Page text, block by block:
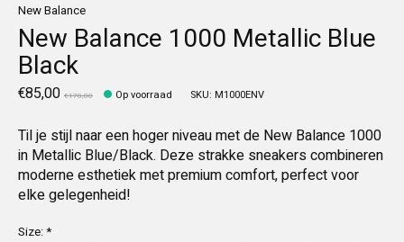
New Balance
New Balance 1000 Metallic Blue
Black
€85,00 €170,00 Op voorraad SKU: M1000ENV
Til je stijl naar een hoger niveau met de New Balance 1000
in Metallic Blue/Black. Deze strakke sneakers combineren
moderne esthetiek met premium comfort, perfect voor
elke gelegenheid!
Size:*